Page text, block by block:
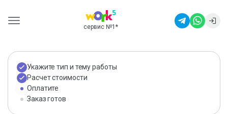
сервис №1 *
Укажите тип и тему работы
Расчет стоимости
Оплатите
Заказ готов